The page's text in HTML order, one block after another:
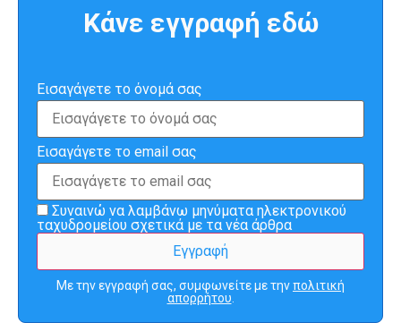
Κάνε εγγραφή εδώ
Εισαγάγετε το όνομά σας
Εισαγάγετε το email σας
Συναινώ να λαμβάνω μηνύματα ηλεκτρονικού
ταχυδρομείου σχετικά με τα νέα άρθρα
Με την εγγραφή σας, συμφωνείτε με τηνπολιτική
απορρήτου